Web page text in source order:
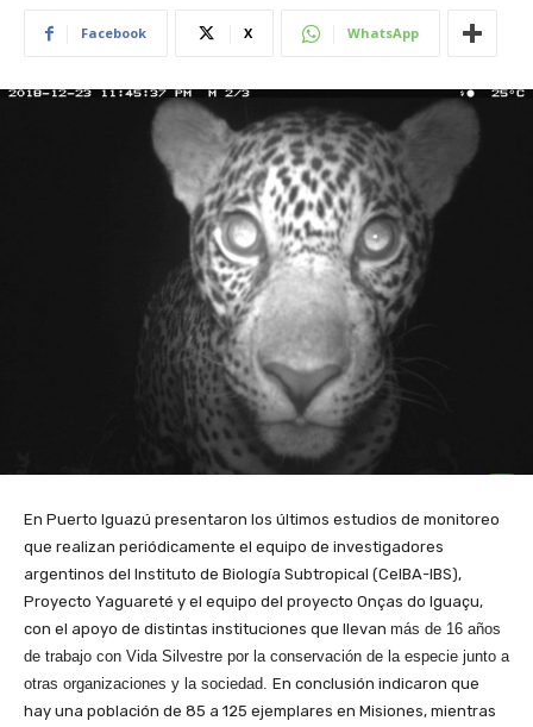
Facebook X WhatsApp
En Puerto Iguazú presentaron los últimos estudios de monitoreo
que realizan periódicamente el equipo de investigadores
argentinos del Instituto de Biología Subtropical (CeIBA-IBS),
Proyecto Yaguareté y el equipo del proyecto Onças do Iguaçu,
con el apoyo de distintas instituciones que llevan más de 16 años
de trabajo con Vida Silvestre por la conservación de la especie junto a
otras organizaciones y la sociedad. En conclusión indicaron que
hay una población de 85 a 125 ejemplares en Misiones, mientras